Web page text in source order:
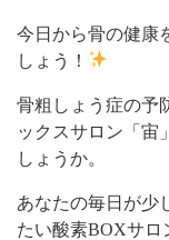
今日から骨の健康
しょう！
骨粗しょう症の予
ックスサロン「宙
しょうか。
あなたの毎日が少
たい酸素BOXサロ